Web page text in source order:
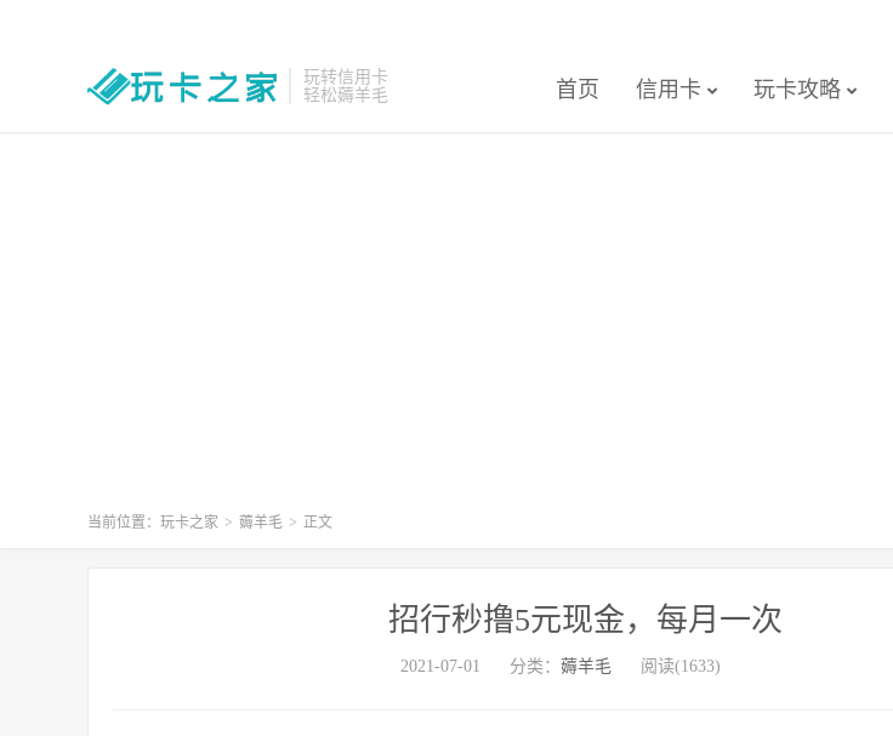
玩转信用卡
轻松薅羊毛
首页 信用卡 玩卡攻略
当前位置： 玩卡之家 > 薅羊毛 > 正文
招行秒撸5元现金，每月一次
2021-07-01 分类： 薅羊毛 阅读(1633)